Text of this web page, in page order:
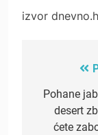
izvor
Pohane
desert
ćete